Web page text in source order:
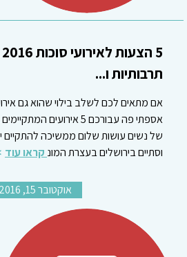
תרבותיות ו...
אם מתאים לכם לשלב בילוי שהוא גם
אספתי פה עבורכם 5
וסתיים בירושלים בעצרת המונ קראו עוד
אוקטובר 15, 2016